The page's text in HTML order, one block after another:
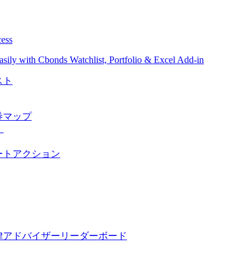
with Cbonds Watchlist, Portfolio & Excel Add-in
マップ
アクション
ドバイザーリーダーボード